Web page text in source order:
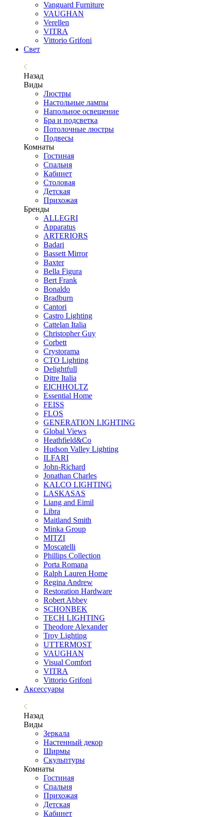
Vanguard Furniture
VAUGHAN
Verellen
VITRA
Vittorio Grifoni
Свет
Назад
Виды
Люстры
Настольные лампы
Напольное освещение
Бра и подсветка
Потолочные люстры
Подвесы
Комнаты
Гостиная
Спальня
Кабинет
Столовая
Детская
Прихожая
Бренды
ALLEGRI
Apparatus
ARTERIORS
Badari
Bassett Mirror
Baxter
Bella Figura
Bert Frank
Bonaldo
Bradburn
Cantori
Castro Lighting
Cattelan Italia
Christopher Guy
Corbett
Crystorama
CTO Lighting
Delightfull
Ditre Italia
EICHHOLTZ
Essential Home
FEISS
FLOS
GENERATION LIGHTING
Global Views
Heathfield&Co
Hudson Valley Lighting
ILFARI
John-Richard
Jonathan Charles
KALCO LIGHTING
LASKASAS
Liang and Eimil
Libra
Maitland Smith
Minka Group
MITZI
Moscatelli
Phillips Collection
Porta Romana
Ralph Lauren Home
Regina Andrew
Restoration Hardware
Robert Abbey
SCHONBEK
TECH LIGHTING
Theodore Alexander
Troy Lighting
UTTERMOST
VAUGHAN
Visual Comfort
VITRA
Vittorio Grifoni
Аксессуары
Назад
Виды
Зеркала
Настенный декор
Ширмы
Скульптуры
Комнаты
Гостиная
Спальня
Прихожая
Детская
Кабинет